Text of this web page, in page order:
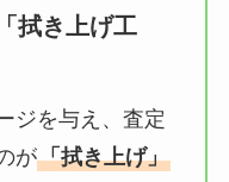
拭き上げ工
ジを与え、査定
が「拭き上げ」